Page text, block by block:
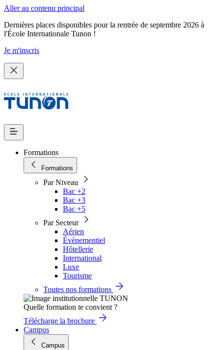
Aller au contenu principal
Dernières places disponibles pour la rentrée de septembre 2026 à
l'École Internationale Tunon !
Je m'inscris
Formations
Formations
Par Niveau
Bac +2
Bac +3
Bac +5
Par Secteur
Aérien
Évènementiel
Hôtellerie
International
Luxe
Tourisme
Toutes nos formations
Quelle formation te convient ?
Télécharge la brochure
Campus
Campus